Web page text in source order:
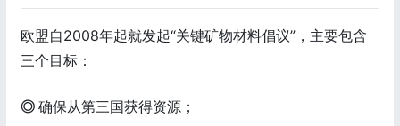
欧盟自2008年起就发起“关键矿物材料倡议”，主要包含
三个目标：
◎ 确保从第三国获得资源；